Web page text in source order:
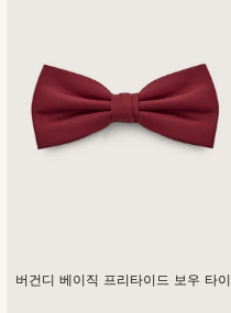
버건디 베이직 프리타이드 보우 타이